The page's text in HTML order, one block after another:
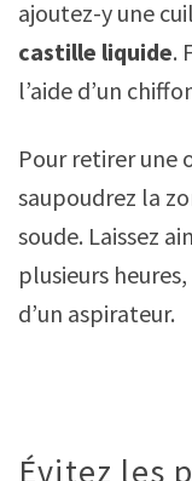
ajoutez-y une
castille liquide.
l’aide d’un
Pour retirer une
saupoudrez la
soude. Laissez
plusieurs
d’un aspirateur.
Évitez les